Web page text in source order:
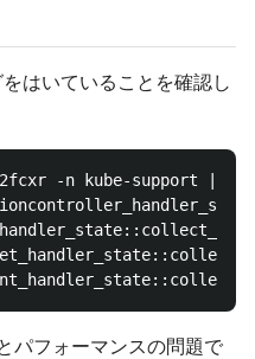
はいていることを確認し
2fcxr -n kube-support
パフォーマンスの問題で